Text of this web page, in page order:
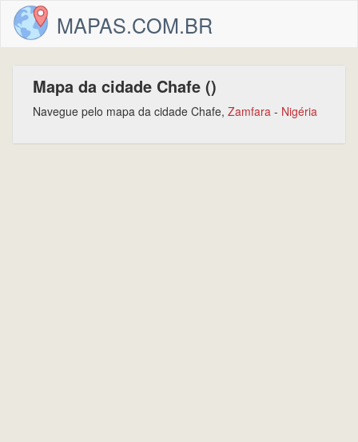
MAPAS.COM.BR
Mapa da cidade Chafe ()
Navegue pelo mapa da cidade Chafe, Zamfara - Nigéria